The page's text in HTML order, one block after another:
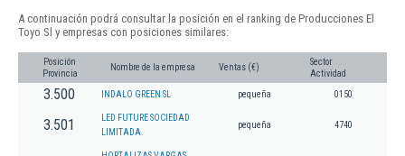
A continuación podrá consultar la posición en el ranking de Producciones El
Toyo Sl y empresas con posiciones similares:
Posición
Provincia
Nombre de la empresa Ventas (€)
Sector
Actividad
3.500 INDALO GREEN SL pequeña 0150
3.501
LED FUTURE SOCIEDAD
LIMITADA.
pequeña 4740